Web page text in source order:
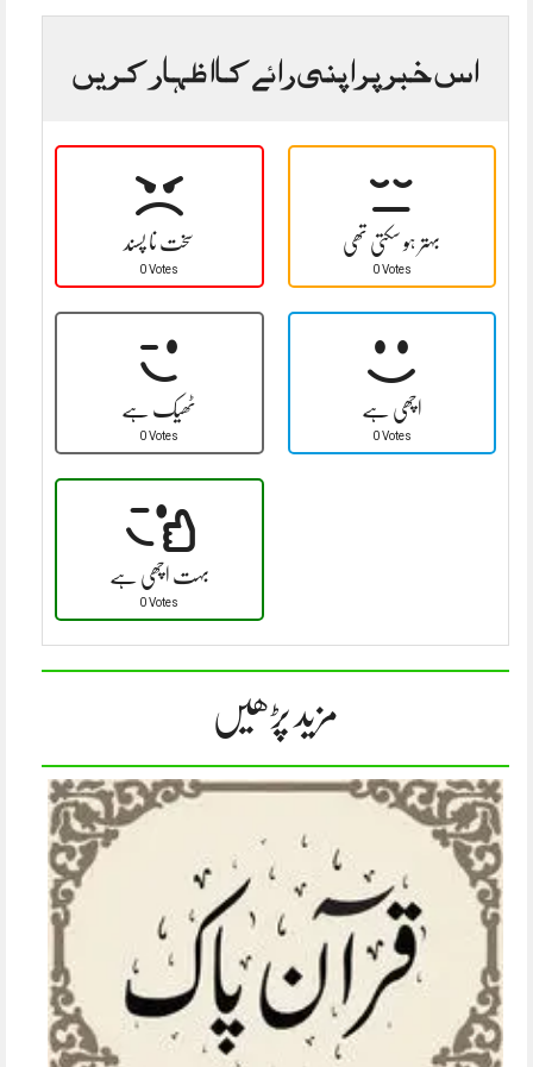
اس خبر پر اپنی رائے کا اظہار کریں
سخت نا پسند
0 Votes
بہتر ہو سکتی تھی
0 Votes
ٹھیک ہے
0 Votes
اچھی ہے
0 Votes
بہت اچھی ہے
0 Votes
مزید پڑھیں